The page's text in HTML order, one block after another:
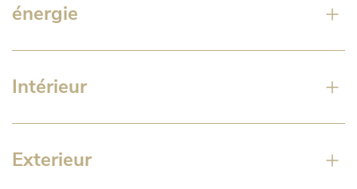
énergie
Intérieur
Exterieur